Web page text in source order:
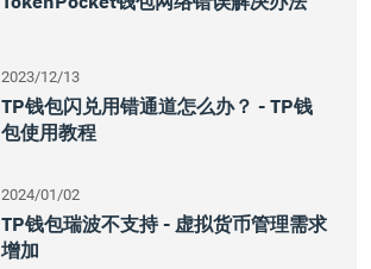
2023/12/13
TP钱包闪兑用错通道怎么办？ - TP钱
包使用教程
2024/01/02
TP钱包瑞波不支持 - 虚拟货币管理需求
增加